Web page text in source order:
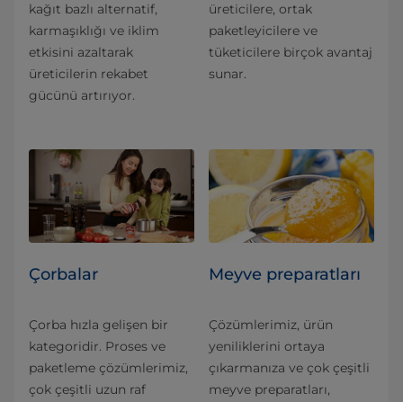
kağıt bazlı alternatif,
karmaşıklığı ve iklim
etkisini azaltarak
üreticilerin rekabet
gücünü artırıyor.
üreticilere, ortak
paketleyicilere ve
tüketicilere birçok avantaj
sunar.
Çorbalar
Çorba hızla gelişen bir
kategoridir. Proses ve
paketleme çözümlerimiz,
çok çeşitli uzun raf
Meyve preparatları
Çözümlerimiz, ürün
yeniliklerini ortaya
çıkarmanıza ve çok çeşitli
meyve preparatları,